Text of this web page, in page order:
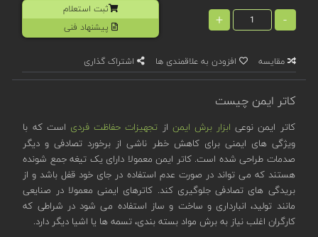
-
+
ثبت استعلام
پیشنهاد فنی
مقایسه افزودن به علاقمندی ها اشتراک گذاری
کاتر ایمن چیست
کاتر ایمن نوعی ابزار برش ایمن از تجهیزات حفاظت فردی است که با
ویژگی های ایمنی برای کاهش خطر ناشی از برخورد تصادفی و دیگر
صدمات طراحی شده است. کاتر ایمن معمولا دارای یک تیغه جمع شونده
هستند که می تواند در صورت عدم استفاده در جای خود قفل باشد و از
بریدگی های تصادفی جلوگیری کند. کاترهای ایمنی معمولا در صنایعی
مانند تولید، انبارداری و ساخت و ساز استفاده می شود در شراطی که
کارگران اغلب نیاز به برش مواد بسته بندی، تسمه ها یا اشیا دیگر دارد.